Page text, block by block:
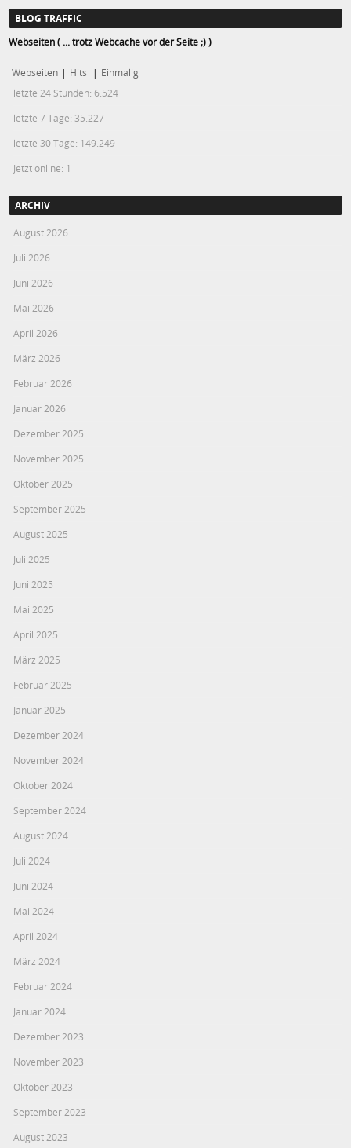
BLOG TRAFFIC
Webseiten ( ... trotz Webcache vor der Seite ;) )
Webseiten | Hits | Einmalig
letzte 24 Stunden:6.524
letzte 7 Tage: 35.227
letzte 30 Tage: 149.249
Jetzt online: 1
ARCHIV
August 2026
Juli 2026
Juni 2026
Mai 2026
April 2026
März 2026
Februar 2026
Januar 2026
Dezember 2025
November 2025
Oktober 2025
September 2025
August 2025
Juli 2025
Juni 2025
Mai 2025
April 2025
März 2025
Februar 2025
Januar 2025
Dezember 2024
November 2024
Oktober 2024
September 2024
August 2024
Juli 2024
Juni 2024
Mai 2024
April 2024
März 2024
Februar 2024
Januar 2024
Dezember 2023
November 2023
Oktober 2023
September 2023
August 2023